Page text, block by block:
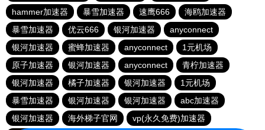
hammer加速器
暴雪加速器 速鹰666
海鸥加速器
暴雪加速器
优云666 银河加速器
anyconnect
银河加速器
蜜蜂加速器 anyconnect
1元机场
原子加速器
银河加速器 anyconnect
青柠加速器
银河加速器
橘子加速器 银河加速器
1元机场
暴雪加速器
银河加速器 银河加速器
abc加速器
银河加速器
海外梯子官网 vp(永久免费)加速器